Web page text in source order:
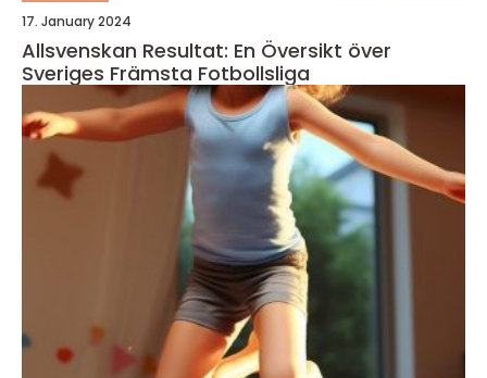
17. January 2024
Allsvenskan Resultat: En Översikt över
Sveriges Främsta Fotbollsliga